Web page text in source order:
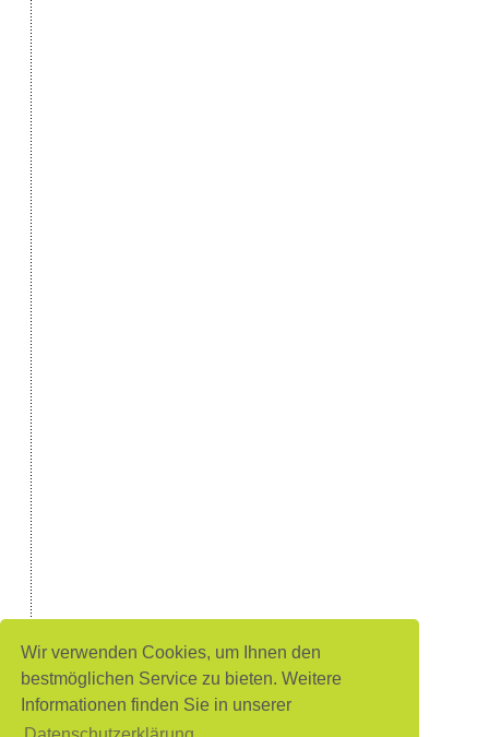
Wir verwenden Cookies, um Ihnen den
bestmöglichen Service zu bieten. Weitere
Informationen finden Sie in unserer